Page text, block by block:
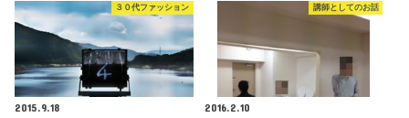
３０代ファッション
2015.9.18
講師としてのお話
2016.2.10